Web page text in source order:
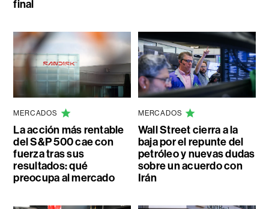
final
MERCADOS
La acción más rentable
del S&P 500 cae con
fuerza tras sus
resultados: qué
preocupa al mercado
MERCADOS
Wall Street cierra a la
baja por el repunte del
petróleo y nuevas dudas
sobre un acuerdo con
Irán